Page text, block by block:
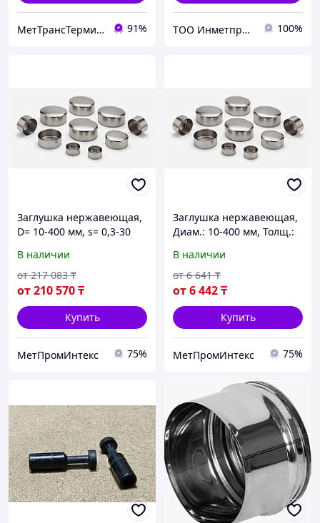
МетТрансТерминал 91% ТОО Инметпром 100%
Заглушка нержавеющая,
D= 10-400 мм, s= 0,3-30
08Х18Н10; 12Х18Н10Т...
В наличии
от210 570₸
от 217 083 ₸
Купить
МетПромИнтекс 75%
Заглушка нержавеющая,
Диам.: 10-400 мм, Толщ.:
304; 08Х18Н10;
12Х18Н10Т...
В наличии
от6 442₸
от 6 641 ₸
Купить
МетПромИнтекс 75%